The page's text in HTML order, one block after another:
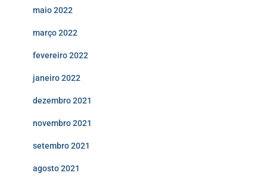
maio 2022
março 2022
fevereiro 2022
janeiro 2022
dezembro 2021
novembro 2021
setembro 2021
agosto 2021